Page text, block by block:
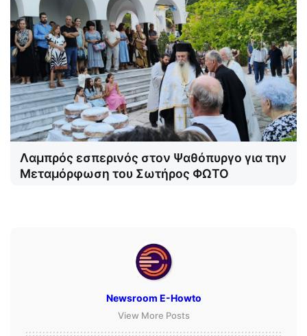
Λαμπρός εσπερινός στον Ψαθόπυργο για την
Μεταμόρφωση του Σωτήρος ΦΩΤΟ
Newsroom E-Howto
View More Posts